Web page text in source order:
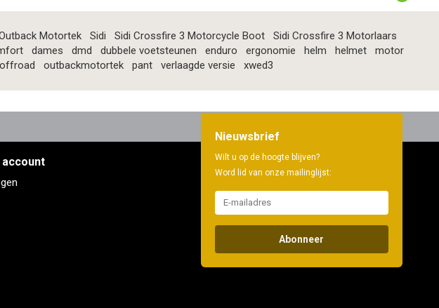
Motortek Sidi Sidi Crossfire 3 Motorcycle Boot
Sidi Crossfire 3 Motorlaars
dames dmd dubbele voetsteunen enduro ergonomie helm helmet
motor
offroad outbackmotortek pant verlaagde versie xwed3
account
Nieuwsbrief
Wilt u op de hoogte blijven?
Word lid van onze mailinglijst:
Abonneer